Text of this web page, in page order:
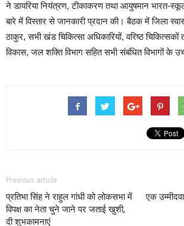
ने डायरिया नियंत्रण, टीकाकरण तथा आयुषमान भारत-
बारे में विस्तार से जानकारी प्रदान की।बैठक में जिला
ठाकुर, सभी खंड चिकित्सा अधिकारियों, वरिष्ठ चिकित्सकों
विकास, जल शक्ति विभाग सहित सभी संबंधित विभागों के
Previous article
प्रतिभा सिंह ने राहुल गांधी को लोकसभा में
विपक्ष का नेता चुने जाने पर जताई खुशी,
दी शुभकामनाएं
एक